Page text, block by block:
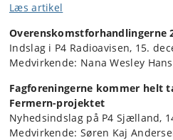
Læs artikel
Overenskomstforhandlingerne
Indslag i P4 Radioavisen, 15.
Medvirkende: Nana Wesley
Fagforeningerne kommer helt
Fermern-projektet
Nyhedsindslag på P4 Sjælland,
Medvirkende: Søren Kaj